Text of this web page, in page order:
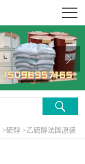
>硫醇 >乙硫醇法国原装